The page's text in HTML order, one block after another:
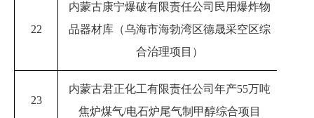
22
内蒙古康宁爆破有限责任公司民用爆炸物
品器材库（乌海市海勃湾区德晟采空区综
合治理项目）
23
内蒙古君正化工有限责任公司年产55万吨
焦炉煤气/电石炉尾气制甲醇综合项目